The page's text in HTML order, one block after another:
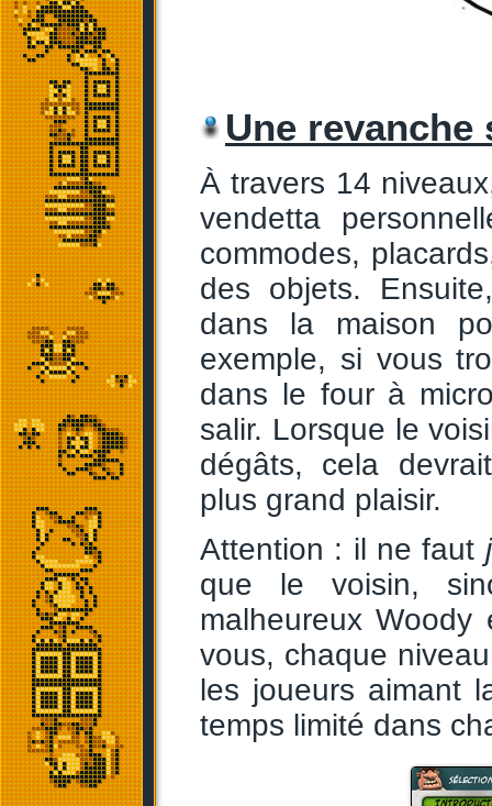
Une revanche
À travers 14
vendetta
commodes,
des objets.
dans la maison
exemple, si vous
dans le four à
salir. Lorsque le
dégâts, cela
plus grand plaisir.
Attention : il ne faut
que le voisin,
malheureux
vous, chaque
les joueurs aimant
temps limité dans